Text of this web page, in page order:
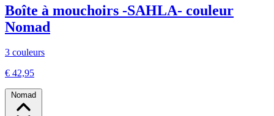
Boîte à mouchoirs -SAHLA- couleur
Nomad
3 couleurs
€ 42,95
Nomad